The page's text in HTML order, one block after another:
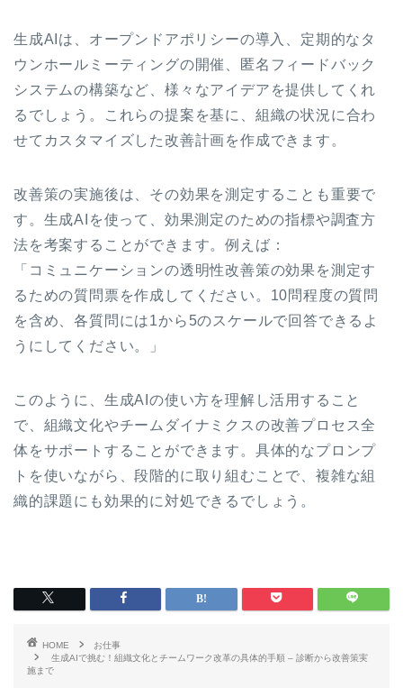
生成AIは、オープンドアポリシーの導入、定期的なタ
ウンホールミーティングの開催、匿名フィードバック
システムの構築など、様々なアイデアを提供してくれ
るでしょう。これらの提案を基に、組織の状況に合わ
せてカスタマイズした改善計画を作成できます。
改善策の実施後は、その効果を測定することも重要で
す。生成AIを使って、効果測定のための指標や調査方
法を考案することができます。例えば：
「コミュニケーションの透明性改善策の効果を測定す
るための質問票を作成してください。10問程度の質問
を含め、各質問には1から5のスケールで回答できるよ
うにしてください。」
このように、生成AIの使い方を理解し活用すること
で、組織文化やチームダイナミクスの改善プロセス全
体をサポートすることができます。具体的なプロンプ
トを使いながら、段階的に取り組むことで、複雑な組
織的課題にも効果的に対処できるでしょう。
HOME
お仕事
生成AIで挑む！組織文化とチームワーク改革の具体的手順 – 診断から改善策実
施まで